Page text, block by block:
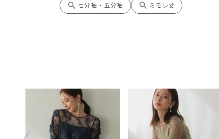
search 七分袖・五分袖 search ミモレ丈